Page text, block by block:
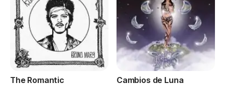
The Romantic Cambios de Luna